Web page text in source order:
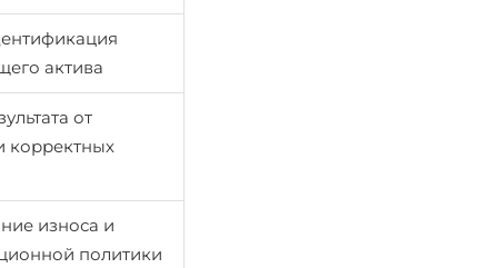
актива
от
корректных
износа и
политики